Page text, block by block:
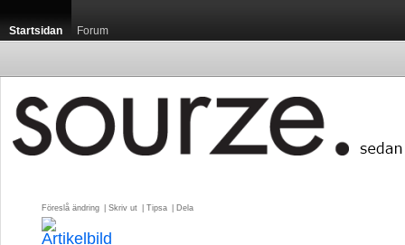
Startsidan Forum
Föreslå ändring Skriv ut Tipsa Dela